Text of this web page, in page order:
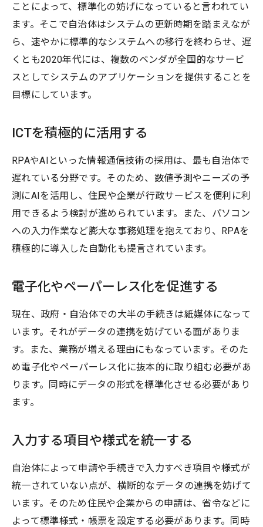
ことによって、標準化の妨げになっていると言われてい
ます。そこで自治体はシステムの更新時期を踏まえなが
ら、速やかに標準的なシステムへの移行を終わらせ、遅
くとも2020年代には、複数のベンダが全国的なサービ
スとしてシステムのアプリケーションを提供することを
目標にしています。
ICTを積極的に活用する
RPAやAIといった情報通信技術の採用は、最も自治体で
遅れている分野です。そのため、数値予測やニーズの予
測にAIを活用し、住民や企業が行政サービスを便利に利
用できるよう検討が進められています。また、パソコン
への入力作業など膨大な事務処理を抱えており、RPAを
積極的に導入した自動化も提言されています。
電子化やペーパーレス化を促進する
現在、政府・自治体での大半の手続きは紙媒体になって
います。それがデータの連携を妨げている面がありま
す。また、業務が増える理由にもなっています。そのた
め電子化やペーパーレス化に抜本的に取り組む必要があ
ります。同時にデータの形式を標準化させる必要があり
ます。
入力する項目や様式を統一する
自治体によって申請や手続きで入力すべき項目や様式が
統一されていない点が、横断的なデータの連携を妨げて
います。そのため住民や企業からの申請は、省令などに
よって標準様式・帳票を設定する必要があります。同時